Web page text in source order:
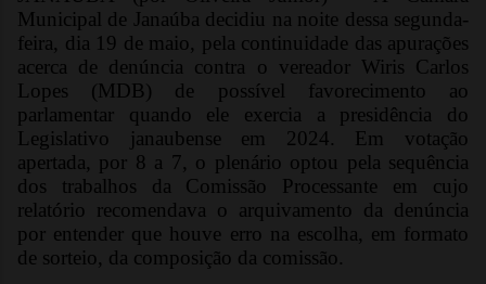
Municipal de Janaúba decidiu na noite dessa segunda-
feira, dia 19 de maio, pela continuidade das apurações
acerca de denúncia contra o vereador Wiris Carlos
Lopes (MDB) de possível favorecimento ao
parlamentar quando ele exercia a presidência do
Legislativo janaubense em 2024. Em votação
apertada, por 8 a 7, o plenário optou pela sequência
dos trabalhos da Comissão Processante em cujo
relatório recomendava o arquivamento da denúncia
por entender que houve erro na escolha, em formato
de sorteio, da composição da comissão.